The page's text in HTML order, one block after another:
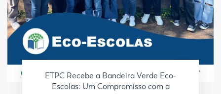
ETPC Recebe a Bandeira Verde Eco-
Escolas: Um Compromisso com a